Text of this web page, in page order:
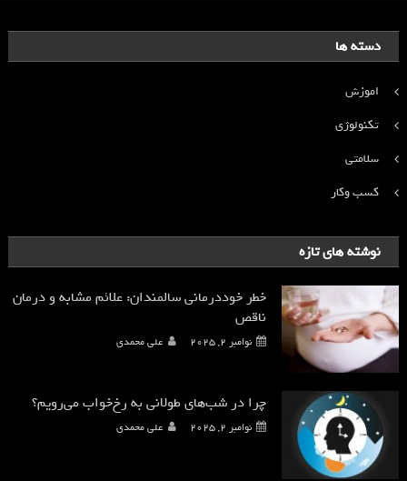
دسته ها
اموزش
تکنولوژی
سلامتی
کسب وکار
نوشته های تازه
خطر خوددرمانی سالمندان: علائم مشابه و درمان
ناقص
نوامبر 2, 2025 علی محمدی
چرا در شب‌های طولانی به رخ‌خواب می‌رویم؟
نوامبر 2, 2025 علی محمدی